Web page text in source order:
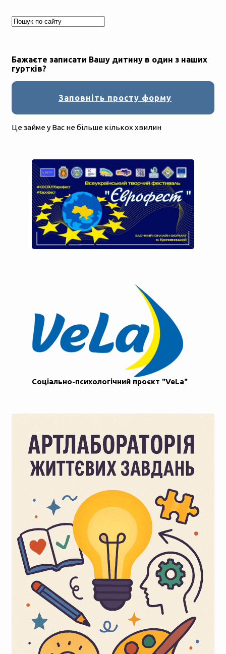
Бажаєте записати Вашу дитину в один з наших
гуртків?
Заповніть просту форму
Це займе у Вас не більше кількох хвилин
Соціально-психологічний проєкт "VeLa"